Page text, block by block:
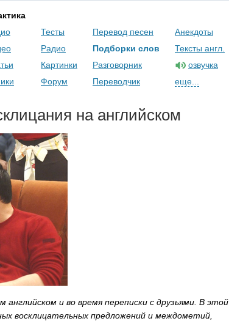
Тесты
Радио
Картинки
Форум
Перевод песен
Подборки слов
Разговорник
Переводчик
Анекдоты
Тексты англ.
озвучка
еще...
на английском
и во время переписки с друзьями. В этой
восклицательных предложений и междометий,